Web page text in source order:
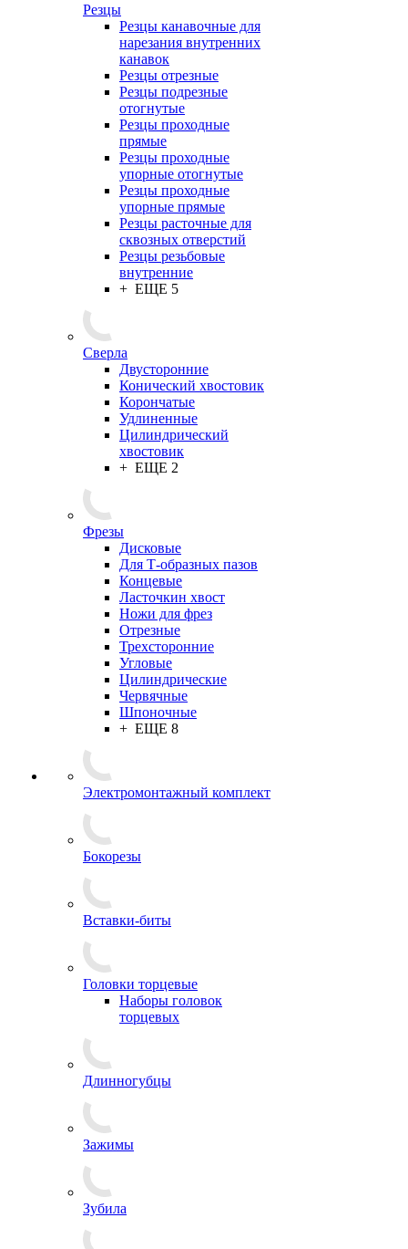
Резцы
Резцы канавочные для
нарезания внутренних
канавок
Резцы отрезные
Резцы подрезные
отогнутые
Резцы проходные
прямые
Резцы проходные
упорные отогнутые
Резцы проходные
упорные прямые
Резцы расточные для
сквозных отверстий
Резцы резьбовые
внутренние
+ ЕЩЕ 5
Сверла
Двусторонние
Конический хвостовик
Корончатые
Удлиненные
Цилиндрический
хвостовик
+ ЕЩЕ 2
Фрезы
Дисковые
Для Т-образных пазов
Концевые
Ласточкин хвост
Ножи для фрез
Отрезные
Трехсторонние
Угловые
Цилиндрические
Червячные
Шпоночные
+ ЕЩЕ 8
Электромонтажный комплект
Бокорезы
Вставки-биты
Головки торцевые
Наборы головок
торцевых
Длинногубцы
Зажимы
Зубила